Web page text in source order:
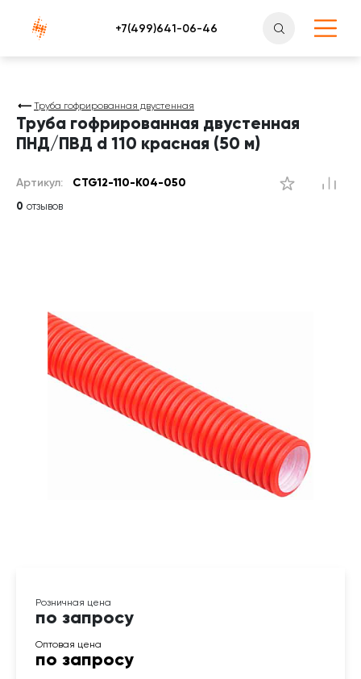
Атлантснаб
Труба гофрированная двустенная
Труба гофрированная двустенная
ПНД/ПВД d 110 красная (50 м)
Артикул: CTG12-110-K04-050
по запросу
по запросу